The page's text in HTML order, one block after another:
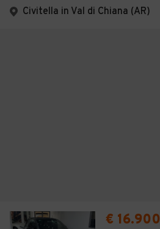
Civitella in Val di Chiana (AR)
€ 16.900